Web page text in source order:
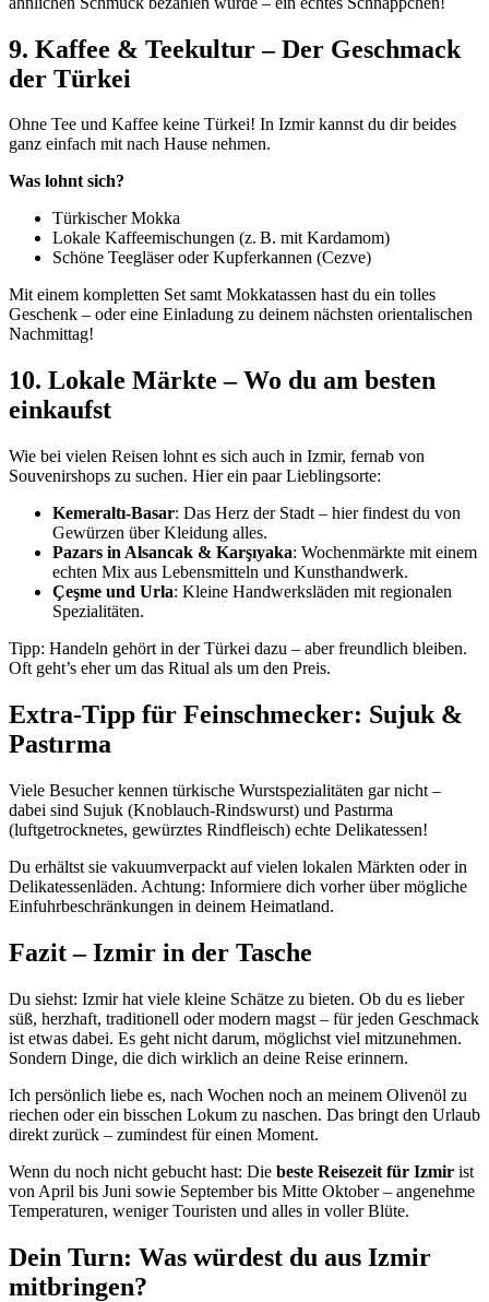
9. Kaffee & Teekultur – Der Geschmack
der Türkei
Ohne Tee und Kaffee keine Türkei! In Izmir kannst du dir beides
ganz einfach mit nach Hause nehmen.
Was lohnt sich?
Türkischer Mokka
Lokale Kaffeemischungen (z. B. mit Kardamom)
Schöne Teegläser oder Kupferkannen (Cezve)
Mit einem kompletten Set samt Mokkatassen hast du ein tolles
Geschenk – oder eine Einladung zu deinem nächsten orientalischen
Nachmittag!
10. Lokale Märkte – Wo du am besten
einkaufst
Wie bei vielen Reisen lohnt es sich auch in Izmir, fernab von
Souvenirshops zu suchen. Hier ein paar Lieblingsorte:
Kemeraltı-Basar: Das Herz der Stadt – hier findest du von
Gewürzen über Kleidung alles.
Pazars in Alsancak & Karşıyaka: Wochenmärkte mit einem
echten Mix aus Lebensmitteln und Kunsthandwerk.
Çeşme und Urla: Kleine Handwerksläden mit regionalen
Spezialitäten.
Tipp: Handeln gehört in der Türkei dazu – aber freundlich bleiben.
Oft geht’s eher um das Ritual als um den Preis.
Extra-Tipp für Feinschmecker: Sujuk &
Pastırma
Viele Besucher kennen türkische Wurstspezialitäten gar nicht –
dabei sind Sujuk (Knoblauch-Rindswurst) und Pastırma
(luftgetrocknetes, gewürztes Rindfleisch) echte Delikatessen!
Du erhältst sie vakuumverpackt auf vielen lokalen Märkten oder in
Delikatessenläden. Achtung: Informiere dich vorher über mögliche
Einfuhrbeschränkungen in deinem Heimatland.
Fazit – Izmir in der Tasche
Du siehst: Izmir hat viele kleine Schätze zu bieten. Ob du es lieber
süß, herzhaft, traditionell oder modern magst – für jeden Geschmack
ist etwas dabei. Es geht nicht darum, möglichst viel mitzunehmen.
Sondern Dinge, die dich wirklich an deine Reise erinnern.
Ich persönlich liebe es, nach Wochen noch an meinem Olivenöl zu
riechen oder ein bisschen Lokum zu naschen. Das bringt den Urlaub
direkt zurück – zumindest für einen Moment.
Wenn du noch nicht gebucht hast: Die beste Reisezeit für Izmir ist
von April bis Juni sowie September bis Mitte Oktober – angenehme
Temperaturen, weniger Touristen und alles in voller Blüte.
Dein Turn: Was würdest du aus Izmir
mitbringen?